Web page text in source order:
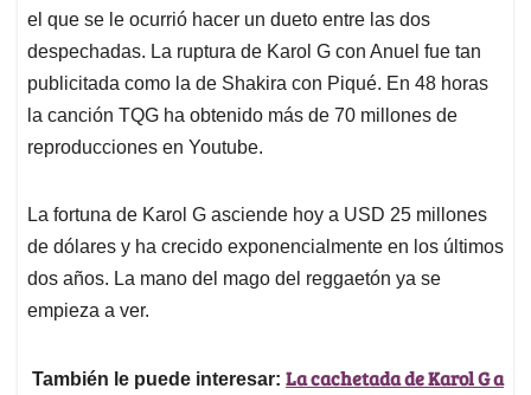
el que se le ocurrió hacer un dueto entre las dos
despechadas. La ruptura de Karol G con Anuel fue tan
publicitada como la de Shakira con Piqué. En 48 horas
la canción TQG ha obtenido más de 70 millones de
reproducciones en Youtube.
La fortuna de Karol G asciende hoy a USD 25 millones
de dólares y ha crecido exponencialmente en los últimos
dos años. La mano del mago del reggaetón ya se
empieza a ver.
También le puede interesar: La cachetada de Karol G a